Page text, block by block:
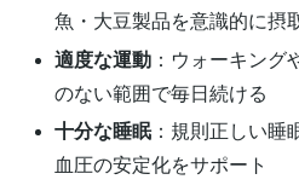
魚・大豆製品を意識的に摂
適度な運動 ：ウォーキング
のない範囲で毎日続ける
十分な睡眠：規則正しい睡
血圧の安定化をサポート